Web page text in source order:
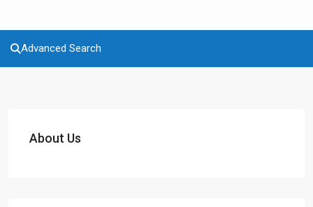
Advanced Search
About Us